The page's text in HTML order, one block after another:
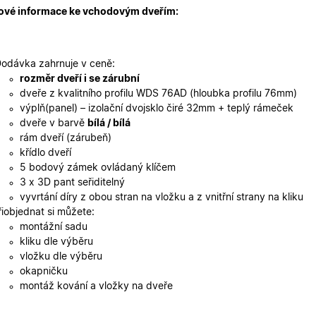
informace ke vchodovým dveřím:
zahrnuje v ceně:
rozměr dveří i se zárubní
dveře z kvalitního profilu WDS 76AD (hloubka profilu 76mm)
výplň(panel) – izolační dvojsklo čiré 32mm + teplý rámeček
dveře v barvě bílá / bílá
rám dveří (zárubeň)
křídlo dveří
5 bodový zámek ovládaný klíčem
3 x 3D pant seřiditelný
vyvrtání díry z obou stran na vložku a z vnitřní strany na kliku
si můžete:
montážní sadu
kliku dle výběru
vložku dle výběru
okapničku
montáž kování a vložky na dveře
2 dny
uživatelskou zkušenost.
Cloudflare Inc.
.heureka.cz
minut
59
sekund
CookieScript
.oknadverenamiru.cz
5
měsíců
4
týdny
Tento soubor cookie používá služba Cookie-
zapamatování předvoleb souhlasu se soubory
.oknadverenamiru.cz
uživatele přihlášeného během návštěvy e-shopu.
.oknadverenamiru.cz 1 měsíc
zákaznické skupiny pro zobrazení správných cen
.oknadverenamiru.cz
.oknadverenamiru.cz
Zásadách ochrany osobních údajů společnosti Google